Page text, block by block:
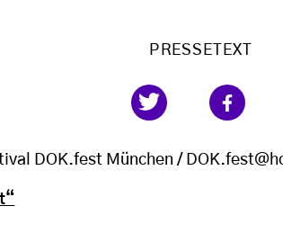
PRESSETEXT
DOK.fest München /